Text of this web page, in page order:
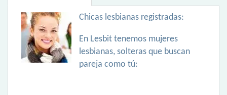
Chicas lesbianas registradas:
En Lesbit tenemos mujeres
lesbianas, solteras que buscan
pareja como tú: